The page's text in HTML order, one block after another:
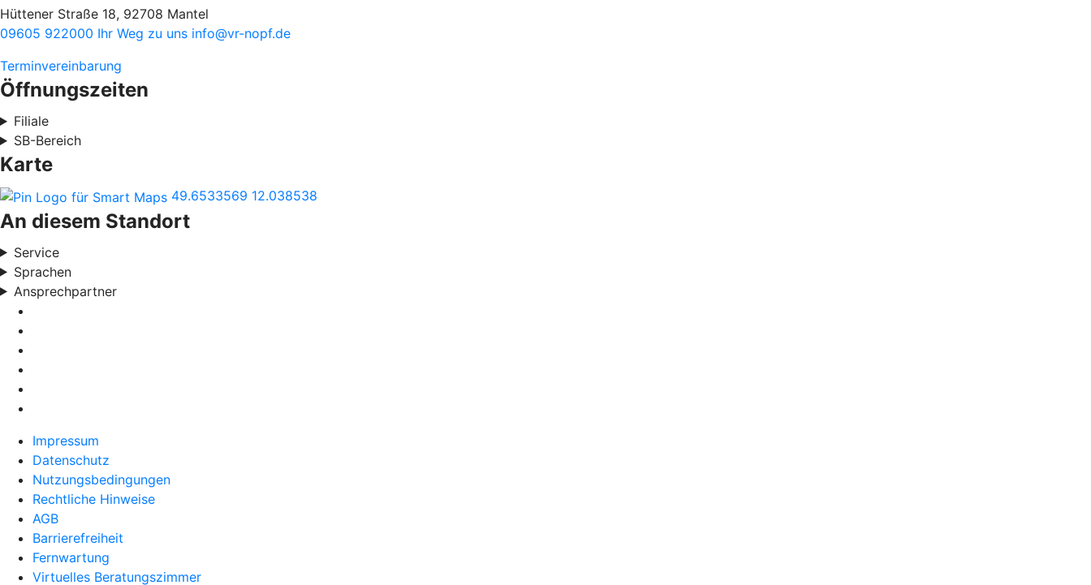
Hüttener Straße 18, 92708 Mantel
09605 922000 Ihr Weg zu uns info@vr-nopf.de
Terminvereinbarung
Öffnungszeiten
Filiale
SB-Bereich
Karte
49.6533569 12.038538
An diesem Standort
Service
Sprachen
Ansprechpartner
Impressum
Datenschutz
Nutzungsbedingungen
Rechtliche Hinweise
AGB
Barrierefreiheit
Fernwartung
Virtuelles Beratungszimmer